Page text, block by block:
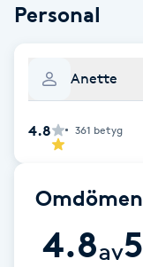
Celluliter
Coachning
Color correction
Cryoterapi
Personal
Anette
4.8 361 betyg
Omdömen
4.8av5